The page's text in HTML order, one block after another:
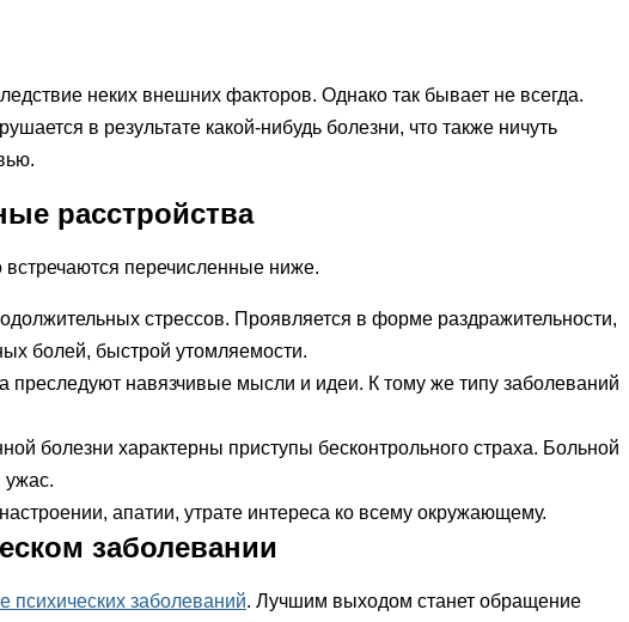
неких внешних факторов. Однако так бывает не всегда.
в результате какой-нибудь болезни, что также ничуть
расстройства
перечисленные ниже.
стрессов. Проявляется в форме раздражительности,
болей, быстрой утомляемости.
преследуют навязчивые мысли и идеи. К тому же типу заболеваний
болезни характерны приступы бесконтрольного страха. Больной
ужас.
апатии, утрате интереса ко всему окружающему.
заболевании
психических заболеваний. Лучшим выходом станет обращение